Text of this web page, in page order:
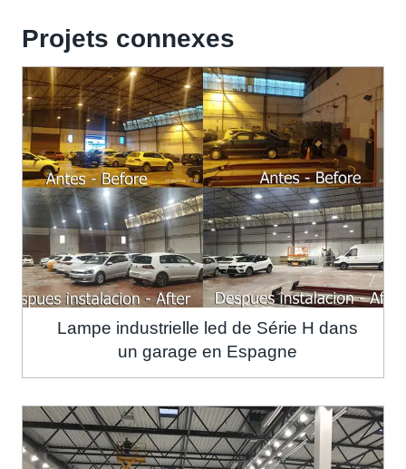
Projets connexes
Lampe industrielle led de Série H dans
un garage en Espagne